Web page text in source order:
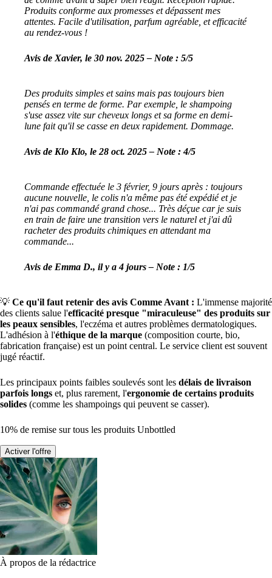
Produits conforme aux promesses et dépassent mes
attentes. Facile d'utilisation, parfum agréable, et efficacité
au rendez-vous !
Avis de Xavier, le 30 nov. 2025 – Note : 5/5
Des produits simples et sains mais pas toujours bien
pensés en terme de forme. Par exemple, le shampoing
s'use assez vite sur cheveux longs et sa forme en demi-
lune fait qu'il se casse en deux rapidement. Dommage.
Avis de Klo Klo, le 28 oct. 2025 – Note : 4/5
Commande effectuée le 3 février, 9 jours après : toujours
aucune nouvelle, le colis n'a même pas été expédié et je
n'ai pas commandé grand chose... Très déçue car je suis
en train de faire une transition vers le naturel et j'ai dû
racheter des produits chimiques en attendant ma
commande...
Avis de Emma D., il y a 4 jours – Note : 1/5
💡 Ce qu'il faut retenir des avis Comme Avant : L'immense majorité
des clients salue l'efficacité presque "miraculeuse" des produits sur
les peaux sensibles, l'eczéma et autres problèmes dermatologiques.
L'adhésion à l'éthique de la marque (composition courte, bio,
fabrication française) est un point central. Le service client est souvent
jugé réactif.
Les principaux points faibles soulevés sont les délais de livraison
parfois longs et, plus rarement, l'ergonomie de certains produits
solides (comme les shampoings qui peuvent se casser).
10% de remise sur tous les produits Unbottled
Activer l'offre
À propos de la rédactrice